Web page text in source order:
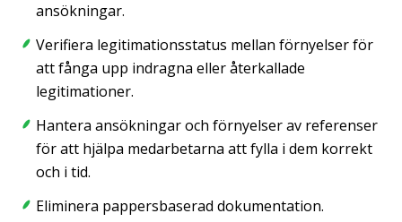
ansökningar.
Verifiera legitimationsstatus mellan förnyelser för
att fånga upp indragna eller återkallade
legitimationer.
Hantera ansökningar och förnyelser av referenser
för att hjälpa medarbetarna att fylla i dem korrekt
och i tid.
Eliminera pappersbaserad dokumentation.